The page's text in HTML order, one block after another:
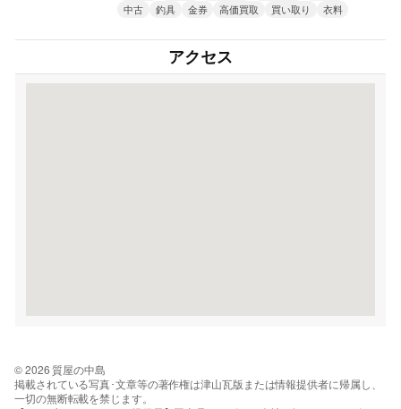
中古
釣具 金券 高価買取 買い取り 衣料
アクセス
© 2026 質屋の中島
掲載されている写真･文章等の著作権は津山瓦版または情報提供者に帰属し、
一切の無断転載を禁じます。